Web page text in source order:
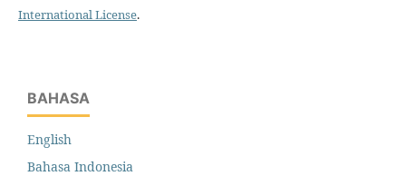
International License.
BAHASA
English
Bahasa Indonesia